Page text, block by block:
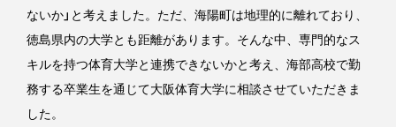
ないか」と考えました。ただ、海陽町は地理的に離れており、
徳島県内の大学とも距離があります。そんな中、専門的なス
キルを持つ体育大学と連携できないかと考え、海部高校で勤
務する卒業生を通じて大阪体育大学に相談させていただきま
した。